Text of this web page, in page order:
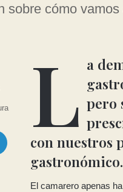
sobre cómo
L a
pero
con nuestros
gastronómico.
El camarero apenas